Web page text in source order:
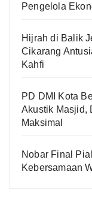
Pengelola
Hijrah di Balik
Cikarang
Kahfi
PD DMI Kota
Akustik Masjid,
Maksimal
Nobar Final
Kebersamaan